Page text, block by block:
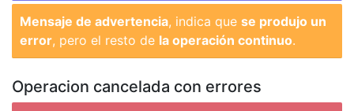
Mensaje de advertencia, indica que se produjo un
error, pero el resto de la operación continuo.
Operacion cancelada con errores